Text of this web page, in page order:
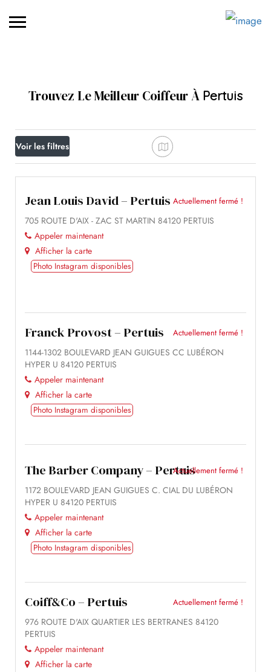
Trouvez Le Meilleur Coiffeur À Pertuis
Voir les filtres
Jean Louis David – Pertuis
705 ROUTE D'AIX - ZAC ST MARTIN 84120 PERTUIS
Appeler maintenant
Afficher la carte
Actuellement fermé !
Photo Instagram disponibles
Franck Provost – Pertuis
1144-1302 BOULEVARD JEAN GUIGUES CC LUBÉRON
HYPER U 84120 PERTUIS
Appeler maintenant
Afficher la carte
Actuellement fermé !
Photo Instagram disponibles
The Barber Company – Pertuis
1172 BOULEVARD JEAN GUIGUES C. CIAL DU LUBÉRON
HYPER U 84120 PERTUIS
Appeler maintenant
Afficher la carte
Actuellement fermé !
Photo Instagram disponibles
Coiff&Co – Pertuis
976 ROUTE D'AIX QUARTIER LES BERTRANES 84120
PERTUIS
Appeler maintenant
Afficher la carte
Actuellement fermé !